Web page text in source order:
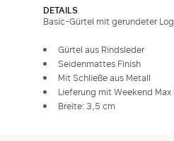
DETAILS
Basic-Gürtel mit gerundeter
Gürtel aus Rindsleder
Seidenmattes Finish
Mit Schließe aus Metall
Lieferung mit Weekend
Breite: 3,5 cm